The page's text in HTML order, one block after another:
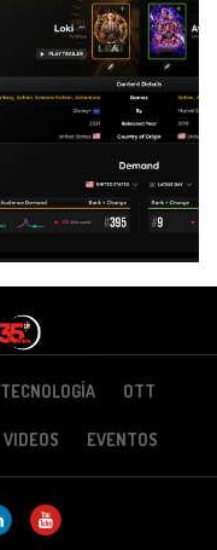
TECNOLOGÍA OTT
VIDEOS EVENTOS